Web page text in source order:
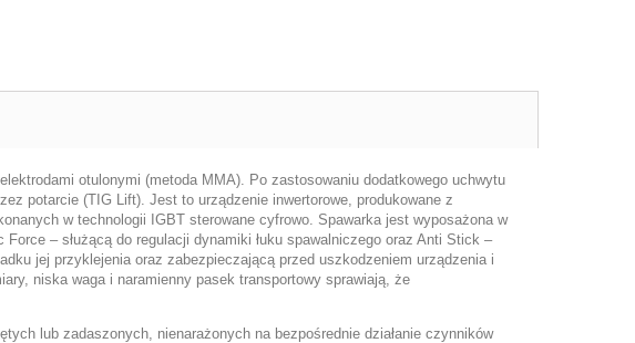
otulonymi (metoda MMA). Po zastosowaniu dodatkowego uchwytu
potarcie (TIG Lift). Jest to urządzenie inwertorowe, produkowane z
wtechnologii IGBT sterowane cyfrowo. Spawarka jest wyposażona w
Force – służącą do regulacji dynamiki łuku spawalniczego oraz Anti Stick –
jej przyklejenia oraz zabezpieczającą przed uszkodzeniem urządzenia i
niska waga i naramienny pasek transportowy sprawiają, że
lub zadaszonych, nienarażonych na bezpośrednie działanie czynników